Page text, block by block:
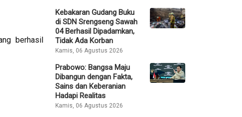
berhasil
Kebakaran Gudang Buku
di SDN Srengseng Sawah
04 Berhasil Dipadamkan,
Tidak Ada Korban
Kamis, 06 Agustus 2026
Prabowo: Bangsa Maju
Dibangun dengan Fakta,
Sains dan Keberanian
Hadapi Realitas
Kamis, 06 Agustus 2026